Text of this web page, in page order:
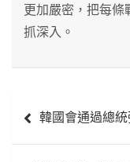
更加嚴密，把每條
抓深入。
章 韓國會通過總